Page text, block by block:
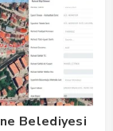
Belediyesi